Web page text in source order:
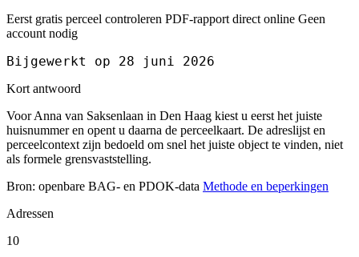
Eerst gratis perceel controleren PDF-rapport direct online Geen
account nodig
Bijgewerkt op 28 juni 2026
Kort antwoord
Voor Anna van Saksenlaan in Den Haag kiest u eerst het juiste
huisnummer en opent u daarna de perceelkaart. De adreslijst en
perceelcontext zijn bedoeld om snel het juiste object te vinden, niet
als formele grensvaststelling.
Bron: openbare BAG- en PDOK-data Methode en beperkingen
Adressen
10